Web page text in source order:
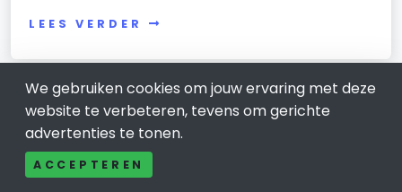
LEES VERDER
We gebruiken cookies om jouw ervaring met deze
website te verbeteren, tevens om gerichte
advertenties te tonen.
ACCEPTEREN